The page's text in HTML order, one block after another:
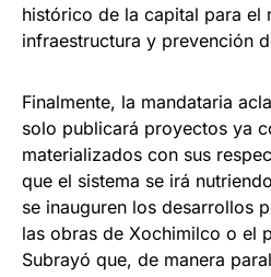
histórico de la capital para el
infraestructura y prevención
Finalmente, la mandataria
solo publicará proyectos ya
materializados con sus
que el sistema se irá
se inauguren los desarrollos
las obras de Xochimilco o el
Subrayó que, de manera